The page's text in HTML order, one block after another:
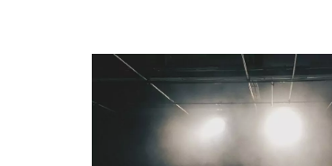
j’entends par exemple des
l’impression qu’en écoutant les
compte qu’on se relève de tout
voulais transmettre.